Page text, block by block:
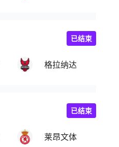
格拉纳达
已结束
莱昂文体
已结束